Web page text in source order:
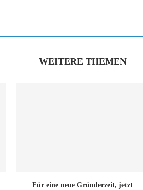
WEITERE THEMEN
Für eine neue Gründerzeit, jetzt